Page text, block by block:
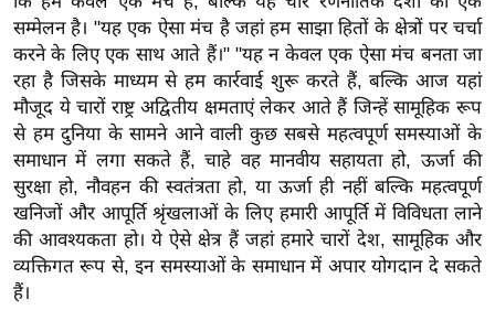
त
ऑ
टो
व
र्ल्ड
न्यू
ज
ब्री
फ
म
सम्मेलन है। "यह एक ऐसा मंच है जहां हम साझा हितों के क्षेत्रों पर चर्चा
करने के लिए एक साथ आते हैं।" "यह न केवल एक ऐसा मंच बनता जा
रहा है जिसके माध्यम से हम कार्रवाई शुरू करते हैं, बल्कि आज यहां
मौजूद ये चारों राष्ट्र अद्वितीय क्षमताएं लेकर आते हैं जिन्हें सामूहिक रूप
से हम दुनिया के सामने आने वाली कुछ सबसे महत्वपूर्ण समस्याओं के
समाधान में लगा सकते हैं, चाहे वह मानवीय सहायता हो, ऊर्जा की
सुरक्षा हो, नौवहन की स्वतंत्रता हो, या ऊर्जा ही नहीं बल्कि महत्वपूर्ण
खनिजों और आपूर्ति श्रृंखलाओं के लिए हमारी आपूर्ति में विविधता लाने
की आवश्यकता हो। ये ऐसे क्षेत्र हैं जहां हमारे चारों देश, सामूहिक और
व्यक्तिगत रूप से, इन समस्याओं के समाधान में अपार योगदान दे सकते
हैं।